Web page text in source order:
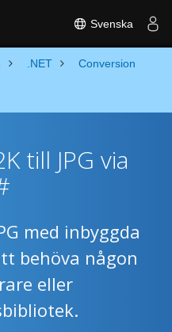
Svenska
.NET Conversion
till JPG via
med inbyggda
behöva någon
eller